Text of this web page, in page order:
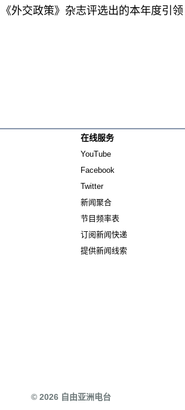
外交政策》杂志评选出的本年度引领
在线服务
YouTube
Facebook
Twitter
新闻聚合
节目频率表
订阅新闻快递
提供新闻线索
© 2026 自由亚洲电台